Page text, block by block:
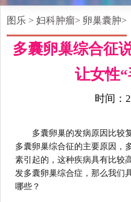
图乐 >妇科肿瘤> 卵巢囊肿>
多囊卵巢综合征
让女性
时间：
多囊卵巢的发病原因比较
多囊卵巢综合征的主要原因，
素引起的，这种疾病具有比较
发多囊卵巢综合症，那么我们
哪些？